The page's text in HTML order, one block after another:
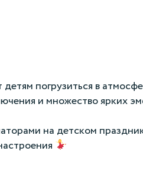
погрузиться в
и множество ярких
на детском